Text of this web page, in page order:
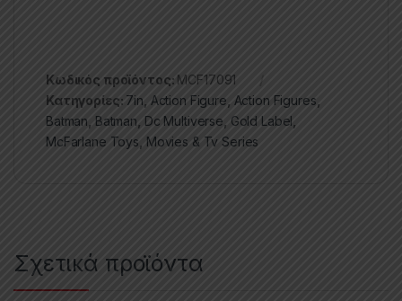
Κωδικός προϊόντος: MCF17091
Κατηγορίες: 7in Action Figure Action Figures
Batman Batman Dc Multiverse Gold Label
McFarlane Toys Movies & Tv Series
Σχετικά προϊόντα